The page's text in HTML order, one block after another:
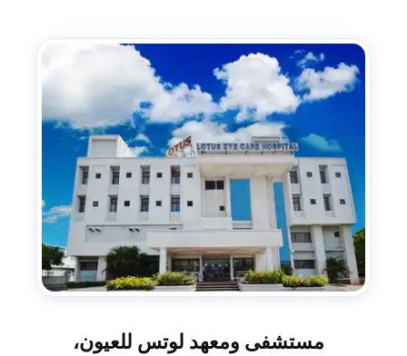
مستشفى ومعهد لوتس للعيون،